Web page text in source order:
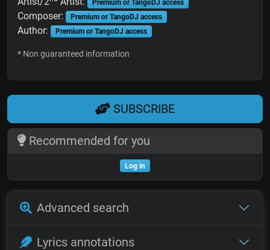
Premium or TangoDJ access
Composer: Premium or TangoDJ access
Author: Premium or TangoDJ access
* Non guaranteed information
SUBSCRIBE
Recommended for you
Log in
Advanced search
Lyrics annotations